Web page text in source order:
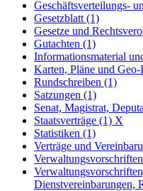
Geschäftsverteilungs-
Gesetzblatt (1)
Gesetze und
Gutachten (1)
Informationsmaterial
Karten, Pläne und
Rundschreiben (1)
Satzungen (1)
Senat, Magistrat,
Staatsverträge (1) X
Statistiken (1)
Verträge und
Dienstvereinbarungen,